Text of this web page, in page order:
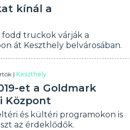
kínál a
fodd truckok várják a
át Keszthely belvárosában.
|Keszthely
et a Goldmark
Központ
és kültéri programokon is
az érdeklődők.